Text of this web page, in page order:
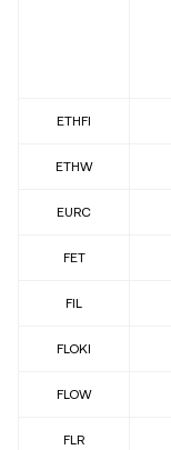
ETHFI
ETHW
EURC
FET
FIL
FLOKI
FLOW
FLR